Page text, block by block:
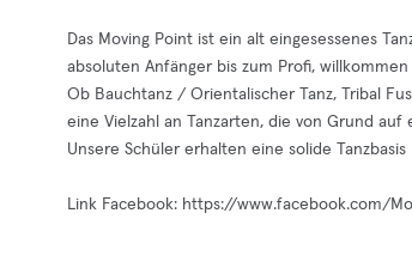
Das Moving Point ist ein alt eingesessenes
absoluten Anfänger bis zum Profi,
Ob Bauchtanz / Orientalischer Tanz, Tribal
eine Vielzahl an Tanzarten, die von Grund auf
Unsere Schüler erhalten eine solide
Link Facebook: https://www.facebook.com/